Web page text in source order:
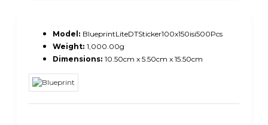
Model: BlueprintLiteDTSticker100x150isi500Pcs
Weight: 1,000.00g
Dimensions: 10.50cm x 5.50cm x 15.50cm